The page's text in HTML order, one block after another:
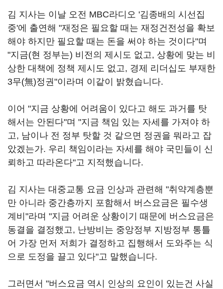
김 지사는 이날 오전 MBC라디오 '김종배의 시선집
중'에 출연해 "재정은 필요할 때는 재정건전성을 확보
해야 하지만 필요할 때는 돈을 써야 하는 것이다"며
"지금(현 정부는) 비전의 제시도 없고, 상황에 맞는 비
상한 대책에 정책 제시도 없고, 경제 리더십도 부재한
3무(無)정권"이라며 이같이 밝혔습니다.
이어 "지금 상황에 어려움이 있다고 해도 과거를 탓
해서는 안된다"며 "지금 책임 있는 자세를 가져야 하
고, 남이나 전 정부 탓할 것 같으면 정권을 뭐라고 잡
았겠는가. 우리 책임이라는 자세를 해야 국민들이 신
뢰하고 따라온다"고 지적했습니다.
김 지사는 대중교통 요금 인상과 관련해 "취약계층뿐
만 아니라 중간층까지 포함해서 버스요금은 필수생
계비"라며 "지금 어려운 상황이기 때문에 버스요금은
동결을 결정했고, 난방비는 중앙정부 지방정부 통틀
어 가장 먼저 저희가 결정하고 집행해서 도와주는 식
으로 도정을 끌고 있다"고 말했습니다.
그러면서 "버스요금 역시 인상의 요인이 있는건 사실